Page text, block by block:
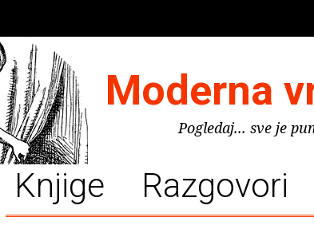
Moderna
Pogledaj... sve je
Knjige Razgovori